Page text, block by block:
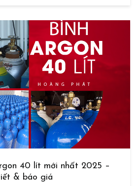
40 lít mới nhất 2025 –
& báo giá